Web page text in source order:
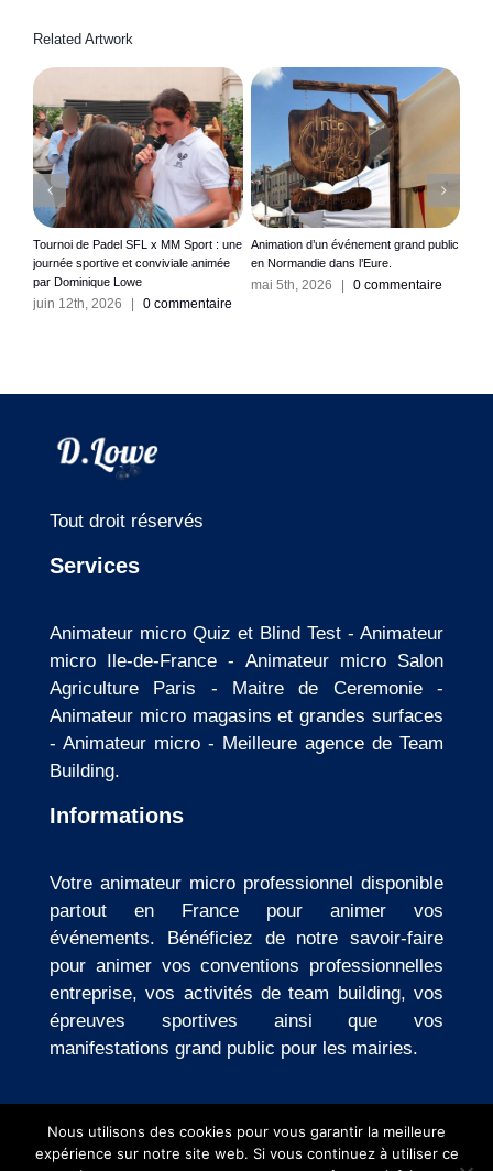
Related Artwork
Tournoi de Padel SFL x MM Sport : une
journée sportive et conviviale animée
par Dominique Lowe
juin 12th, 2026 | 0 commentaire
Animation d’un événement grand public
en Normandie dans l’Eure.
mai 5th, 2026 | 0 commentaire
Tout droit réservés
Services
Animateur micro Quiz et Blind Test - Animateur
micro Ile-de-France - Animateur micro Salon
Agriculture Paris
- Maitre de Ceremonie
-
Animateur micro magasins et grandes surfaces
- Animateur micro - Meilleure agence de Team
Building.
Informations
Votre animateur micro professionnel disponible
partout en France pour animer vos
événements. Bénéficiez de notre savoir-faire
pour animer vos conventions professionnelles
entreprise, vos activités de team building, vos
épreuves sportives ainsi que vos
manifestations grand public pour les mairies.
Mentions légales - Politique de confidentialité
Nous utilisons des cookies pour vous garantir la meilleure
expérience sur notre site web. Si vous continuez à utiliser ce